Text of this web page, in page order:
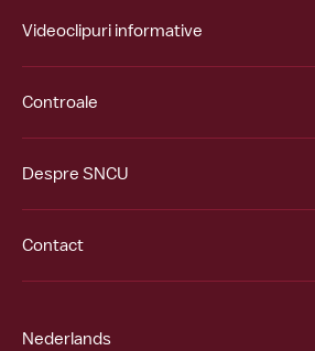
Videoclipuri informative
Controale
Despre SNCU
Contact
Nederlands